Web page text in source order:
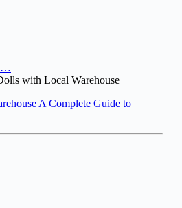
with Local Warehouse
A Complete Guide to